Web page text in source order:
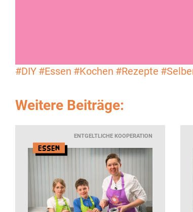
#DIY #Essen #Kochen #Rezepte
Weitere Beiträge:
ENTGELTLICHE KOOPERATION
Essen